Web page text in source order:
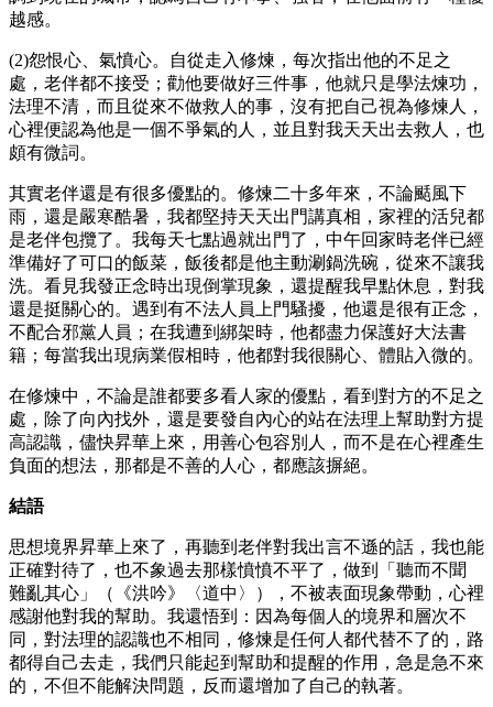
越感。
(2)怨恨心、氣憤心。自從走入修煉，每次指出他的不足之
處，老伴都不接受；勸他要做好三件事，他就只是學法煉功，
法理不清，而且從來不做救人的事，沒有把自己視為修煉人，
心裡便認為他是一個不爭氣的人，並且對我天天出去救人，也
頗有微詞。
其實老伴還是有很多優點的。修煉二十多年來，不論颳風下
雨，還是嚴寒酷暑，我都堅持天天出門講真相，家裡的活兒都
是老伴包攬了。我每天七點過就出門了，中午回家時老伴已經
準備好了可口的飯菜，飯後都是他主動涮鍋洗碗，從來不讓我
洗。看見我發正念時出現倒掌現象，還提醒我早點休息，對我
還是挺關心的。遇到有不法人員上門騷擾，他還是很有正念，
不配合邪黨人員；在我遭到綁架時，他都盡力保護好大法書
籍；每當我出現病業假相時，他都對我很關心、體貼入微的。
在修煉中，不論是誰都要多看人家的優點，看到對方的不足之
處，除了向內找外，還是要發自內心的站在法理上幫助對方提
高認識，儘快昇華上來，用善心包容別人，而不是在心裡產生
負面的想法，那都是不善的人心，都應該摒絕。
結語
思想境界昇華上來了，再聽到老伴對我出言不遜的話，我也能
正確對待了，也不象過去那樣憤憤不平了，做到「聽而不聞
難亂其心」（《洪吟》〈道中〉），不被表面現象帶動，心裡
感謝他對我的幫助。我還悟到：因為每個人的境界和層次不
同，對法理的認識也不相同，修煉是任何人都代替不了的，路
都得自己去走，我們只能起到幫助和提醒的作用，急是急不來
的，不但不能解決問題，反而還增加了自己的執著。